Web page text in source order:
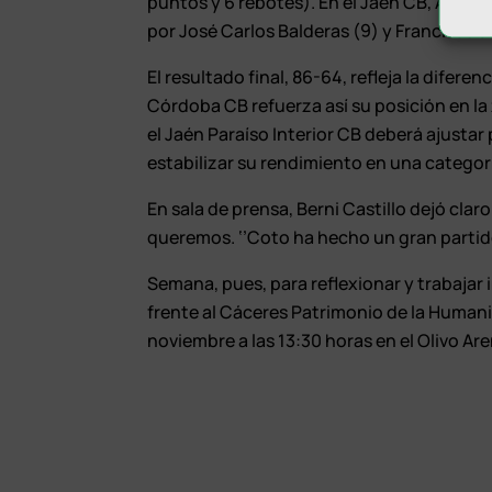
por José Carlos Balderas (9) y Francisco
El resultado final, 86-64, refleja la
Córdoba CB refuerza así su posición en
el Jaén Paraíso Interior CB deberá
estabilizar su rendimiento en una
En sala de prensa, Berni Castillo dejó
queremos. ‘’Coto ha hecho un gran
Semana, pues, para reflexionar y
frente al Cáceres Patrimonio de la
noviembre a las 13:30 horas en el Olivo